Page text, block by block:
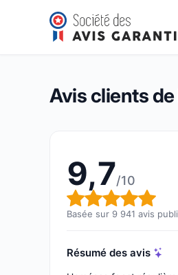
Homéose.fr
Note globale : 9,7 sur 10
9,7/10(9 941 avis)
Avis clients
9,7/10
Note globale
Basée sur 9 941 avis
Résumé des avis